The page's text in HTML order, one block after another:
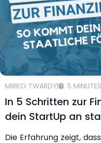
MIRKO TWARDY 5 MINUTES
In 5 Schritten zur
dein StartUp an
Die Erfahrung zeigt,